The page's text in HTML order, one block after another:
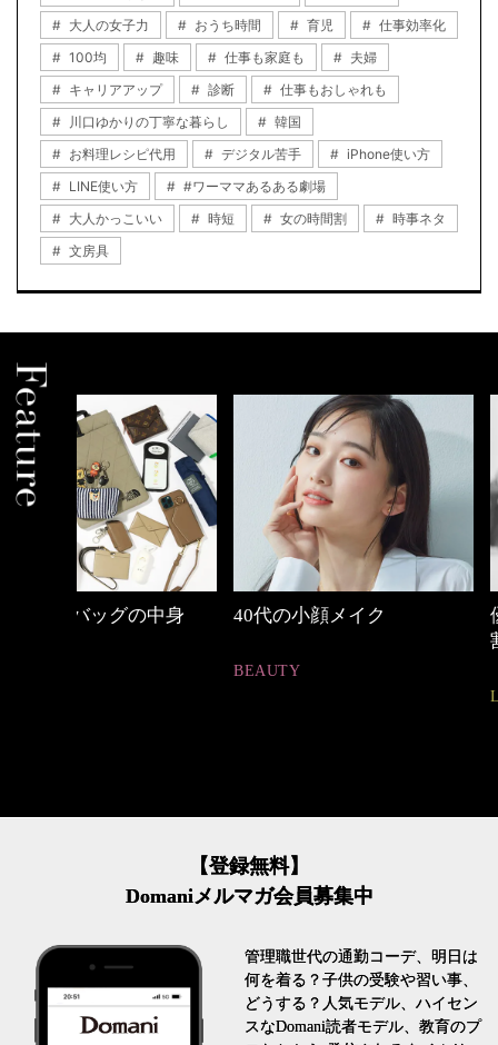
大人の女子力
おうち時間 育児
仕事効率化
100均
趣味 仕事も家庭も
夫婦
キャリアアップ
診断
仕事もおしゃれも
川口ゆかりの丁寧な暮らし
韓国
お料理レシピ代用
デジタル苦手
iPhone使い方
LINE使い方
#ワーママあるある劇場
大人かっこいい
時短 女の時間割
時事ネタ
文房具
40代の小顔メイク
優木まおみさん「
【登録無料】
Domaniメルマガ会員募集中
管理職世代の通勤コーデ、明日は
何を着る？子供の受験や習い事、
どうする？人気モデル、ハイセン
スなDomani読者モデル、教育のプ